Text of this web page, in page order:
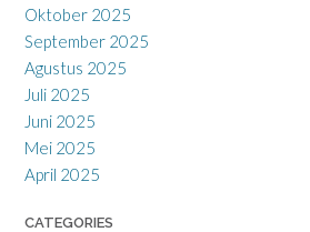
Oktober 2025
September 2025
Agustus 2025
Juli 2025
Juni 2025
Mei 2025
April 2025
CATEGORIES